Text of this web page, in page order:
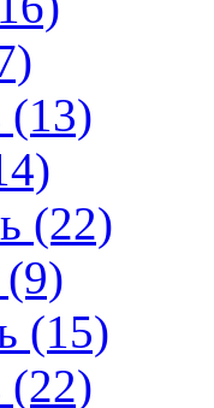
(13)
(22)
(9)
(15)
(22)